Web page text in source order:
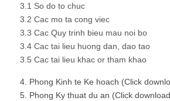
3.1 So do to chuc
3.2 Cac mo ta cong viec
3.3 Cac Quy trinh bieu mau noi bo
3.4 Cac tai lieu huong dan, dao tao
3.5 Cac tai lieu khac or tham khao
4. Phong Kinh te Ke hoach (Click
5. Phong Ky thuat du an (Click